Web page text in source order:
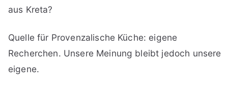
aus Kreta?
Quelle für Provenzalische Küche: eigene
Recherchen. Unsere Meinung bleibt jedoch unsere
eigene.